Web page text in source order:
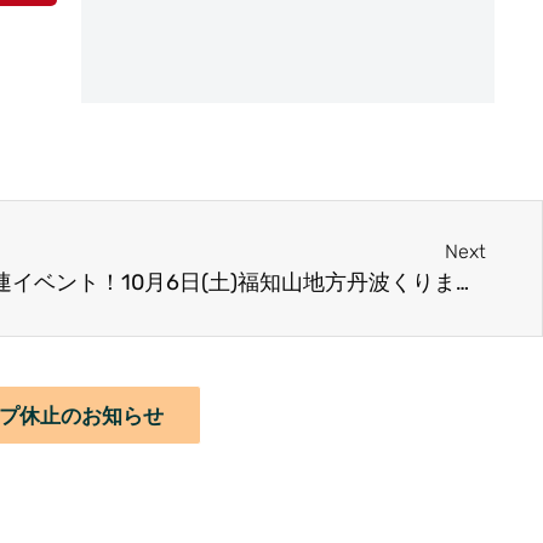
Next
スイーツフェスティバル関連イベント！10月6日(土)福知山地方丹波くりまつり開催！
休止のお知らせ